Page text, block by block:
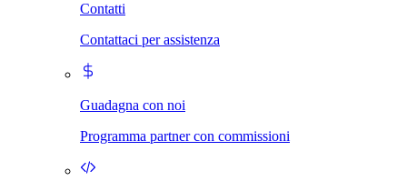
Contatti
Contattaci per assistenza
Guadagna con noi
Programma partner con commissioni